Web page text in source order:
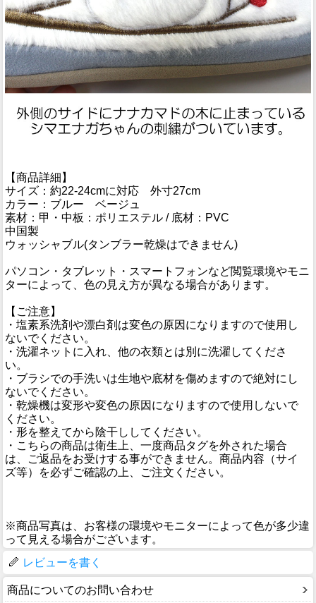
【商品詳細】
サイズ：約22-24cmに対応 外寸27cm
カラー：ブルー ベージュ
素材：甲・中板：ポリエステル / 底材：PVC
中国製
ウォッシャブル(タンブラー乾燥はできません)
パソコン・タブレット・スマートフォンなど閲覧環境やモニ
ターによって、色の見え方が異なる場合があります。
【ご注意】
・塩素系洗剤や漂白剤は変色の原因になりますので使用し
ないでください。
・洗濯ネットに入れ、他の衣類とは別に洗濯してくださ
い。
・ブラシでの手洗いは生地や底材を傷めますので絶対にし
ないでください。
・乾燥機は変形や変色の原因になりますので使用しないで
ください。
・形を整えてから陰干ししてください。
・こちらの商品は衛生上、一度商品タグを外された場合
は、ご返品をお受けする事ができません。商品内容（サイ
ズ等）を必ずご確認の上、ご注文ください。
※商品写真は、お客様の環境やモニターによって色が多少違
って見える場合がございます。
レビューを書く
商品についてのお問い合わせ